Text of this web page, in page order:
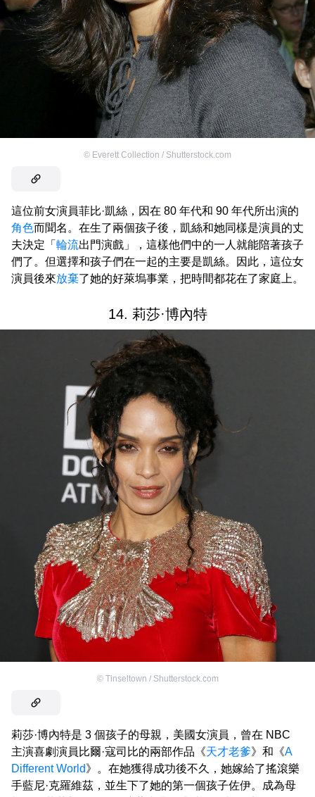
© Everett Collection / Shutterstock.com
這位前女演員菲比·凱絲，因在 80 年代和 90 年代所出演的
角色而聞名。在生了兩個孩子後，凱絲和她同樣是演員的丈
夫決定「 輪流出門演戲」，這樣他們中的一人就能陪著孩子
們了。但選擇和孩子們在一起的主要是凱絲。因此，這位女
演員後來放棄了她的好萊塢事業，把時間都花在了家庭上。
14. 莉莎·博內特
© Tinseltown / Shutterstock.com
莉莎·博內特是 3 個孩子的母親，美國女演員，曾在 NBC
主演喜劇演員比爾·寇司比的兩部作品《天才老爹》和《A
Different World》。在她獲得成功後不久，她嫁給了搖滾樂
手藍尼·克羅維茲，並生下了她的第一個孩子佐伊。成為母